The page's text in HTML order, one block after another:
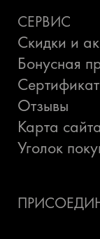
СЕРВИС
Скидки и
Бонусная
Отзывы
Карта сайта
Уголок